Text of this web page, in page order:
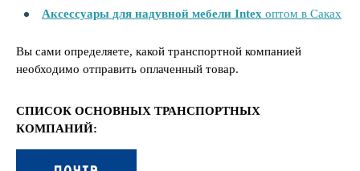
Аксессуары для надувной мебели Intex оптом в Саках
Вы сами определяете, какой транспортной компанией
необходимо отправить оплаченный товар.
СПИСОК ОСНОВНЫХ ТРАНСПОРТНЫХ
КОМПАНИЙ: